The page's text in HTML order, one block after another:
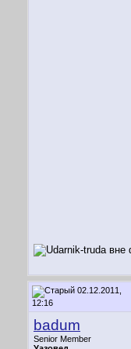
02.12.2011,
12:16
badum
Senior Member